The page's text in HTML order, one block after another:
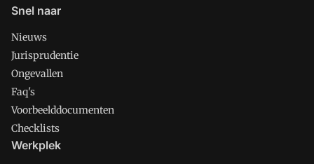
Snel naar
Nieuws
Jurisprudentie
Ongevallen
Faq's
Voorbeelddocumenten
Checklists
Werkplek